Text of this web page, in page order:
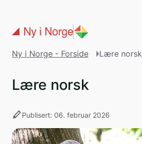
Ny i Norge - Forside Lære norsk
Lære norsk
stylusPublisert: 06. februar 2026